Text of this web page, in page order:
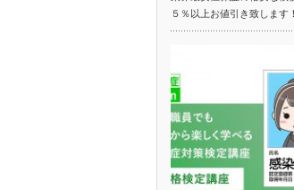
５％以上お値引き致します